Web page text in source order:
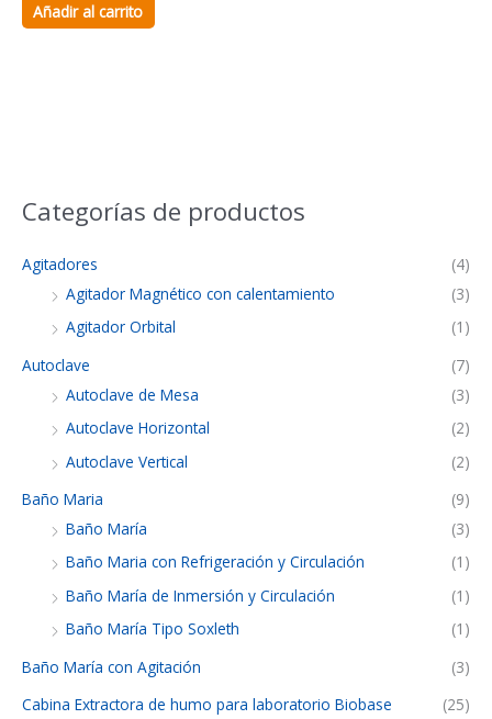
Añadir al carrito
Categorías de productos
Agitadores
(4)
Agitador Magnético con calentamiento
(3)
Agitador Orbital
(1)
Autoclave
(7)
Autoclave de Mesa
(3)
Autoclave Horizontal
(2)
Autoclave Vertical
(2)
Baño Maria
(9)
Baño María
(3)
Baño Maria con Refrigeración y Circulación
(1)
Baño María de Inmersión y Circulación
(1)
Baño María Tipo Soxleth
(1)
Baño María con Agitación
(3)
Cabina Extractora de humo para laboratorio Biobase
(25)